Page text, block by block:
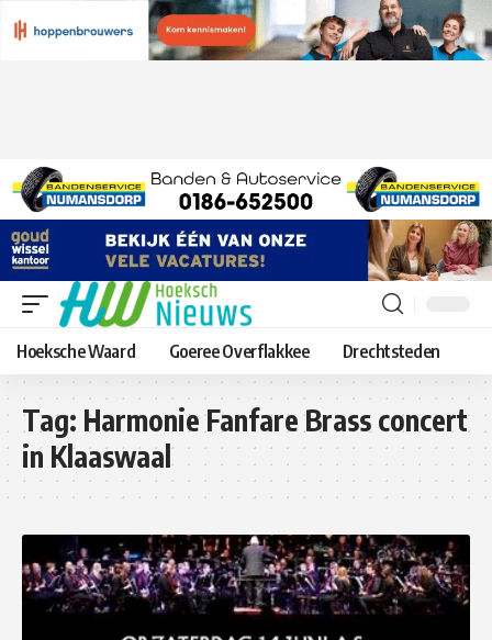
Hoeksche Waard Goeree Overflakkee Drechtsteden
Tag: Harmonie Fanfare Brass concert
in Klaaswaal